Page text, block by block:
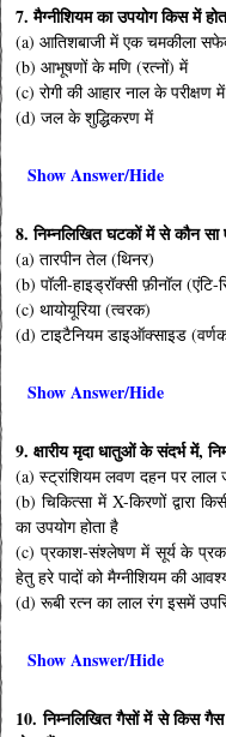
7. मैग्नीशियम का उपयोग किस में
(a) आतिशबाजी में एक चमकीला
(b) आभूषणों के मणि (रत्नों) में
(c) रोगी की आहार नाल के परीक्षण में
(d) जल के शुद्धिकरण में
Show Answer/Hide
8. निम्नलिखित घटकों में से कौन
(a) तारपीन तेल (थिनर)
(b) पॉली-हाइड्रॉक्सी फ़ीनॉल
(c) थायोयूरिया (त्वरक)
(d) टाइटैनियम डाइऑक्साइड
Show Answer/Hide
9. क्षारीय मृदा धातुओं के संदर्भ में,
(a) स्ट्रांशियम लवण दहन पर लाल
(b) चिकित्सा में X-किरणों द्वारा
का उपयोग होता है
(c) प्रकाश-संश्लेषण में सूर्य के
हेतु हरे पादों को मैग्नीशियम की
(d) रूबी रत्न का लाल रंग इसमें
Show Answer/Hide
10. निम्नलिखित गैसों में से किस